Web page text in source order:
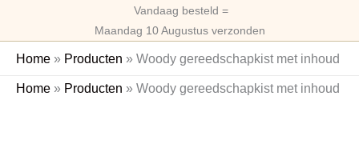
Vandaag besteld =
Maandag 10 Augustus verzonden
Home » Producten » Woody gereedschapkist met inhoud
Home » Producten » Woody gereedschapkist met inhoud